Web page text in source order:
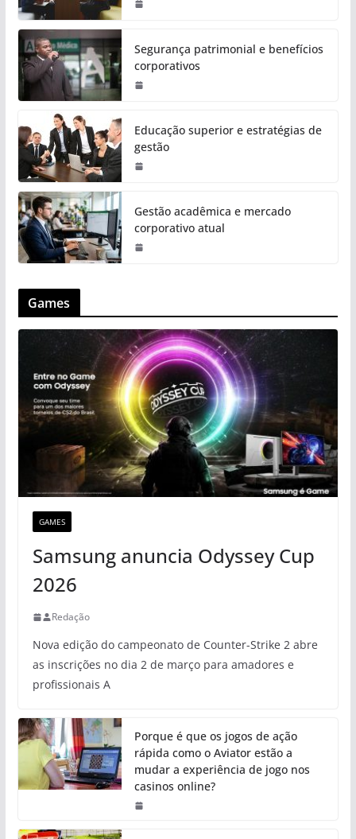
Segurança patrimonial e benefícios
corporativos
Educação superior e estratégias de
gestão
Gestão acadêmica e mercado
corporativo atual
Games
GAMES
Samsung anuncia Odyssey Cup
2026
Redação
Nova edição do campeonato de Counter-Strike 2 abre
as inscrições no dia 2 de março para amadores e
profissionais A
Porque é que os jogos de ação
rápida como o Aviator estão a
mudar a experiência de jogo nos
casinos online?